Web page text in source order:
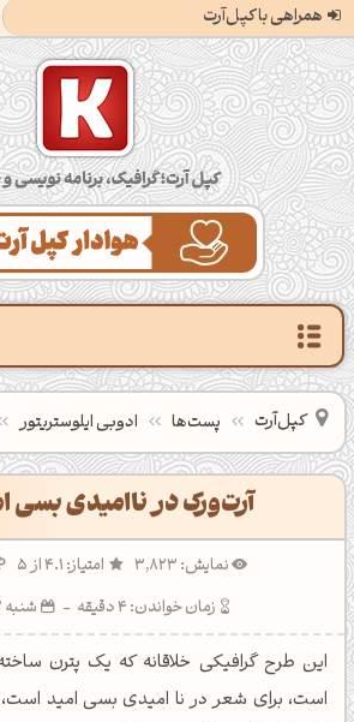
همراهی با کپل‌آرت کپل‌آرت؛ گرافیک، برنامه‌نویسی و خلاقیت
کپل‌آرت پست‌ها ادوبی ایلوستریتور
آرت‌ورک در ناامیدی بسی
نمایش: 3,823 امتیاز: 4.1 از 5
زمان خواندن: 4 دقیقه
- شنبه 12 آذر 1401
این طرح گرافیکی خلاقانه که یک پترن
است، برای شعر در نا امیدی بسی امید